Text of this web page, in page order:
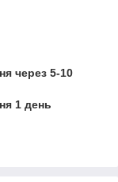
через 5-10
1 день